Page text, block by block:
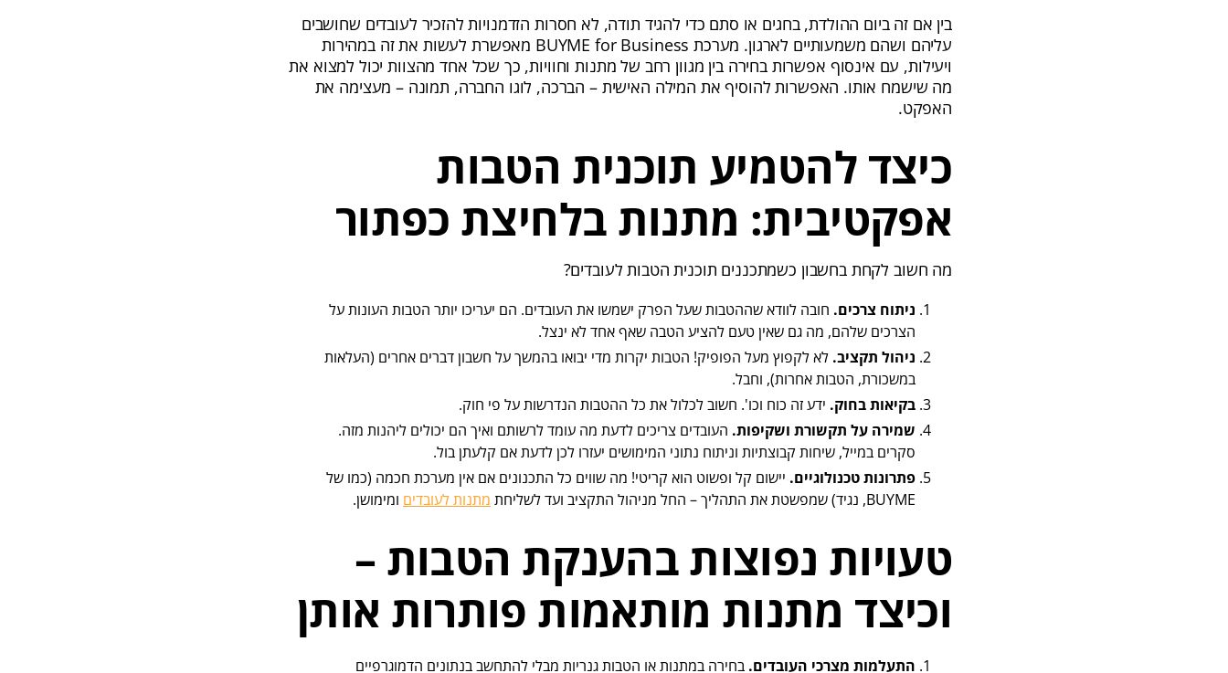
בין אם זה ביום ההולדת, בחגים או סתם כדי להגיד תודה, לא חסרות הזדמנויות להזכיר לעובדים שחושבים
עליהם ושהם משמעותיים לארגון. מערכת BUYME for Business מאפשרת לעשות את זה במהירות
ויעילות, עם אינסוף אפשרות בחירה בין מגוון רחב של מתנות וחוויות, כך שכל אחד מהצוות יכול למצוא את
מה שישמח אותו. האפשרות להוסיף את המילה האישית – הברכה, לוגו החברה, תמונה – מעצימה את
האפקט.
כיצד להטמיע תוכנית הטבות
אפקטיבית: מתנות בלחיצת כפתור
מה חשוב לקחת בחשבון כשמתכננים תוכנית הטבות לעובדים?
ניתוח צרכים. חובה לוודא שההטבות שעל הפרק ישמשו את העובדים. הם יעריכו יותר הטבות העונות על
הצרכים שלהם, מה גם שאין טעם להציע הטבה שאף אחד לא ינצל.
ניהול תקציב. לא לקפוץ מעל הפופיק! הטבות יקרות מדי יבואו בהמשך על חשבון דברים אחרים (העלאות
במשכורת, הטבות אחרות), וחבל.
בקיאות בחוק. ידע זה כוח וכו'. חשוב לכלול את כל ההטבות הנדרשות על פי חוק.
שמירה על תקשורת ושקיפות. העובדים צריכים לדעת מה עומד לרשותם ואיך הם יכולים ליהנות מזה.
סקרים במייל, שיחות קבוצתיות וניתוח נתוני המימושים יעזרו לכן לדעת אם קלעתן בול.
פתרונות טכנולוגיים. יישום קל ופשוט הוא קריטי! מה שווים כל התכנונים אם אין מערכת חכמה (כמו של
BUYME, נגיד) שמפשטת את התהליך – החל מניהול התקציב ועד לשליחת
מתנות לעובדים ומימושן.
טעויות נפוצות בהענקת הטבות –
וכיצד מתנות מותאמות פותרות אותן
התעלמות מצרכי העובדים. בחירה במתנות או הטבות גנריות מבלי להתחשב בנתונים הדמוגרפיים